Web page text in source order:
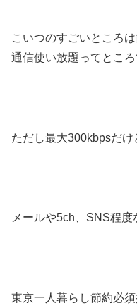
こいつのすごいところ
通信使い放題ってところ
ただし最大300kbpsだけ
メールや5ch、SNS程
東京一人暮らし節約必